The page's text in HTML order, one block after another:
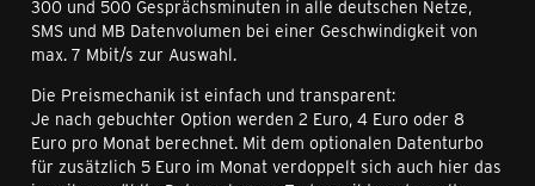
300 und 500 Gesprächsminuten in alle deutschen Netze,
SMS und MB Datenvolumen bei einer Geschwindigkeit von
max. 7 Mbit/s zur Auswahl.
Die Preismechanik ist einfach und transparent:
Je nach gebuchter Option werden 2 Euro, 4 Euro oder 8
Euro pro Monat berechnet. Mit dem optionalen Datenturbo
für zusätzlich 5 Euro im Monat verdoppelt sich auch hier das